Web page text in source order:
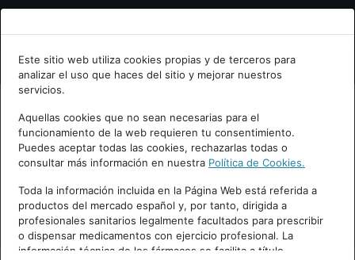
Bienvenid@ a psiquiatria.com
Escribe tu Email
Accede o regístrate con tu email.
Cancelar
Este sitio web utiliza cookies propias y de terceros para
analizar el uso que haces del sitio y mejorar nuestros
servicios.
Aquellas cookies que no sean necesarias para el
funcionamiento de la web requieren tu consentimiento.
Puedes aceptar todas las cookies, rechazarlas todas o
consultar más información en nuestra Política de Cookies.
Toda la información incluida en la Página Web está referida a
productos del mercado español y, por tanto, dirigida a
profesionales sanitarios legalmente facultados para prescribir
o dispensar medicamentos con ejercicio profesional. La
información técnica de los fármacos se facilita a título